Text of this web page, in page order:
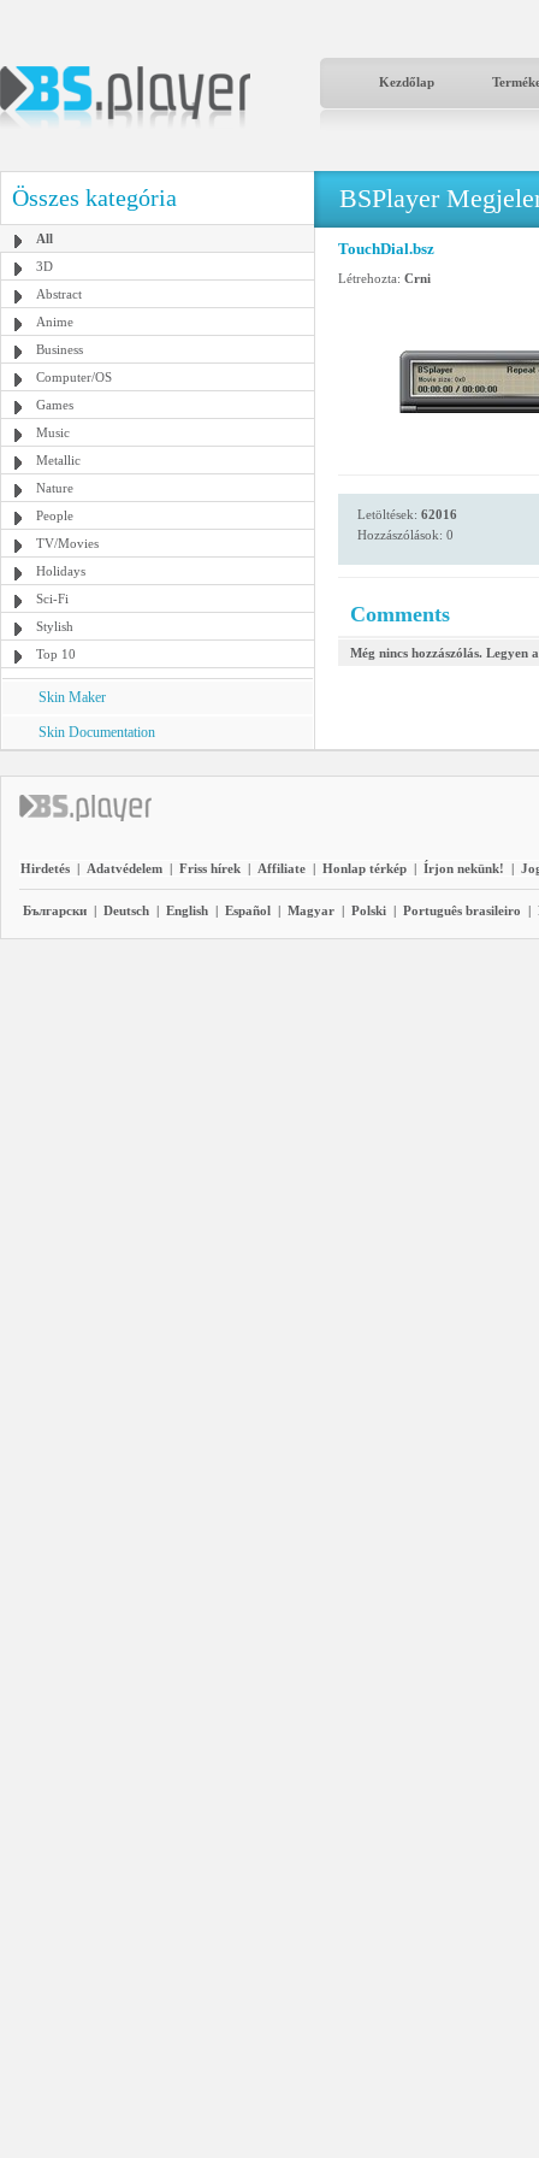
Kezdőlap
Összes kategória
All
3D
Abstract
Anime
Business
Computer/OS
Games
Music
Metallic
Nature
People
TV/Movies
Holidays
Sci-Fi
Stylish
Top 10
Skin Maker
Skin Documentation
BSPlayer
TouchDial.bsz
Létrehozta: Crni
Letöltések: 62016
Hozzászólások: 0
Comments
Még nincs hozzászólás. Legyen
Hirdetés | Adatvédelem | Friss hírek | Affiliate | Honlap térkép | Írjon nekünk! |
Български | Deutsch | English | Español | Magyar | Polski | Português brasileiro |